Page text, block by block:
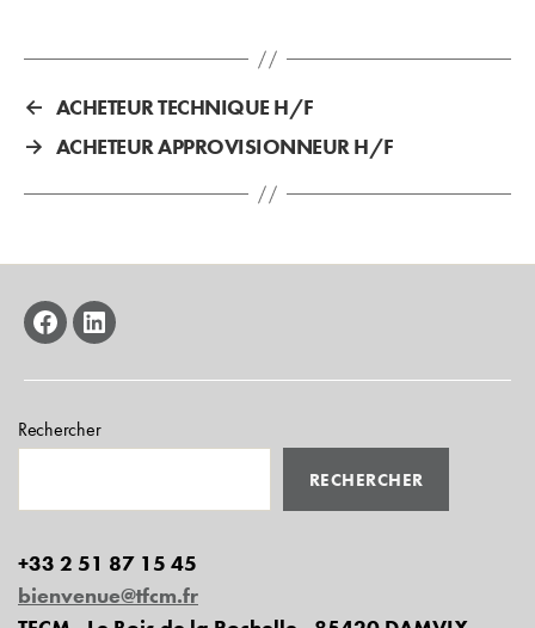
← ACHETEUR TECHNIQUE H/F
→ ACHETEUR APPROVISIONNEUR H/F
facebooklinkedin
Rechercher
RECHERCHER
+33 2 51 87 15 45
bienvenue@tfcm.fr